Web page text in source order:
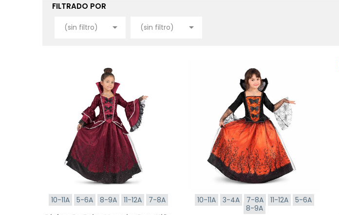
FILTRADO POR
(sin filtro)  (sin filtro) 
10-11A 5-6A 8-9A 11-12A
7-8A
10-11A 3-4A 7-8A 11-12A
5-6A
8-9A